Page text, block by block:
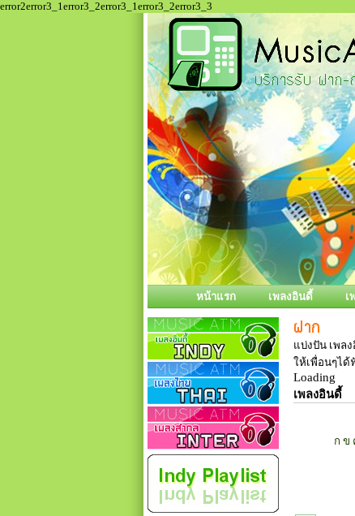
error2error3_1error3_2error3_1error3_2error3_3
หน้าแรก เพลงอินดี้ เ
แบ่งปัน เพล
ให้เพื่อนๆได้
Loading
เพลงอินดี้
ก ข